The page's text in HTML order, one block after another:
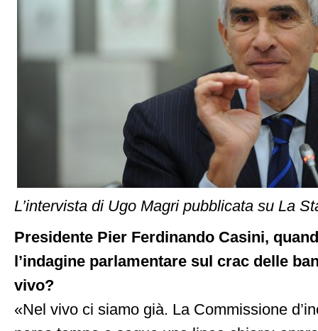
L’intervista di Ugo Magri pubblicata su La
Presidente Pier Ferdinando Casini,
l’indagine parlamentare sul crac delle
vivo?
«Nel vivo ci siamo già. La Commissione